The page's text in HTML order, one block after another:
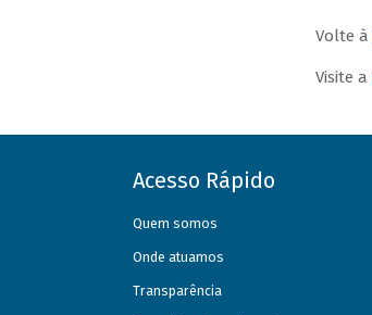
Volte à
Visite a
Acesso Rápido
Quem somos
Onde atuamos
Transparência